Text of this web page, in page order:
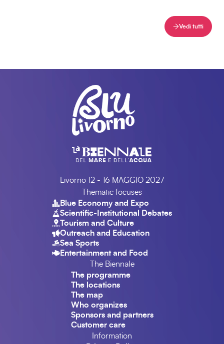
Vedi tutti
Livorno 12 - 16 MAGGIO 2027
Thematic focuses
Blue Economy and Expo
Scientific-Institutional Debates
Tourism and Culture
Outreach and Education
Sea Sports
Entertainment and Food
The Biennale
The programme
The locations
The map
Who organizes
Sponsors and partners
Customer care
Information